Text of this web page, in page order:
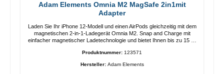
Adam Elements Omnia M2 MagSafe 2in1mit
Adapter
Laden Sie Ihr iPhone 12-Modell und einen AirPods gleichzeitig mit dem
magnetischen 2-in-1-Ladegerät Omnia M2. Snap and Charge mit
einfacher magnetischer Ladetechnologie und bietet Ihnen bis zu 15 W
ermöglicht das Design mit einstellbarem Ladewinkel eine einfache
Anpassung der Ladeposition für das iPhone 12 für das beste Erlebnis.
Produktnummer: 123571
Hersteller: Adam Elements